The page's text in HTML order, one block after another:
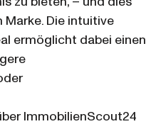
Marke. Die intuitive
ermöglicht dabei einen
ImmobilienScout24